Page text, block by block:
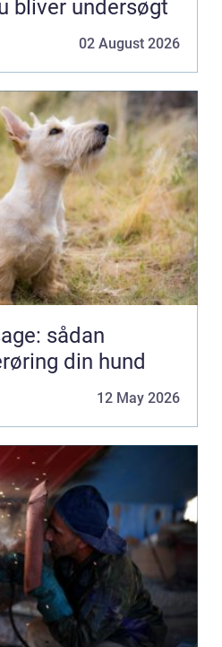
bliver undersøgt
02 August 2026
sådan
din hund
12 May 2026